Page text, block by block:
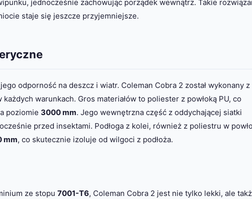
jednocześnie zachowując porządek wewnątrz. Takie
staje się jeszcze przyjemniejsze.
odporność na deszcz i wiatr. Coleman Cobra 2 został wykonany z
warunkach. Gros materiałów to poliester z powłoką PU, co
poziomie 3000 mm. Jego wewnętrzna część z oddychającej siatki
przed insektami. Podłoga z kolei, również z poliestru w
mm, co skutecznie izoluje od wilgoci z podłoża.
ze stopu 7001-T6, Coleman Cobra 2 jest nie tylko lekki, ale